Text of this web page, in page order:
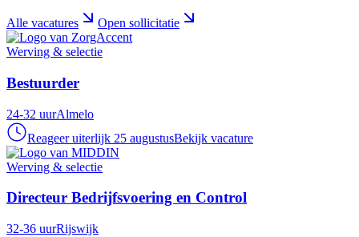
Alle vacatures Open sollicitatie
Werving & selectie
Bestuurder
24-32 uurAlmelo
Reageer uiterlijk 25 augustusBekijk vacature
Werving & selectie
Directeur Bedrijfsvoering en Control
32-36 uurRijswijk